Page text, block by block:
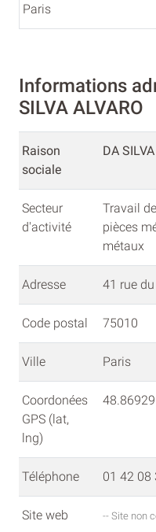
Paris
Informations
SILVA ALVARO
Raison
sociale
DA
Secteur
d'activité
Travail
pièces
métaux
Adresse 41 rue
Code postal 75010
Ville Paris
Coordonées
GPS (lat,
lng)
Téléphone 01 42 08
Site web -- Site non